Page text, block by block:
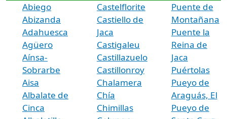
Abiego
Abizanda
Adahuesca
Agüero
Aínsa-
Sobrarbe
Aisa
Albalate de
Cinca
Castelflorite
Castiello de
Jaca
Castigaleu
Castillazuelo
Castillonroy
Chalamera
Chía
Chimillas
Puente de
Montañana
Puente la
Reina de
Jaca
Puértolas
Pueyo de
Araguás, El
Pueyo de